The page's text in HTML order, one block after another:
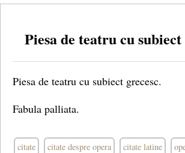
Piesa de teatru cu subiect
Piesa de teatru cu subiect grecesc.
Fabula palliata.
citate citate despre opera citate latine